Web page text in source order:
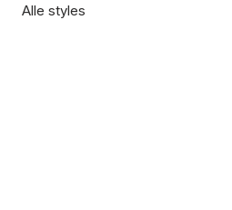
Alle styles